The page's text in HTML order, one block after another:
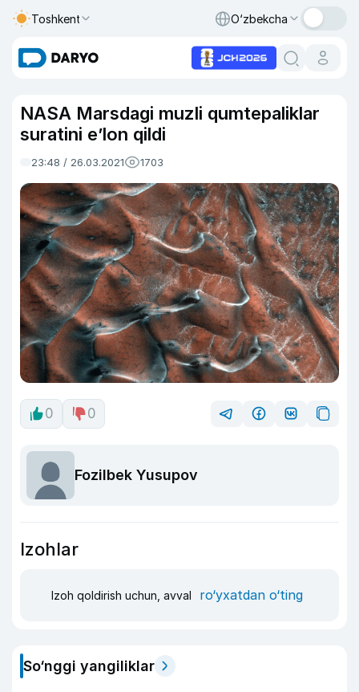
Toshkent O‘zbekcha
NASA Marsdagi muzli qumtepaliklar
suratini e’lon qildi
23:48 / 26.03.2021 1703
0 0
Fozilbek Yusupov
Izohlar
Izoh qoldirish uchun, avval ro‘yxatdan o‘ting
So‘nggi yangiliklar